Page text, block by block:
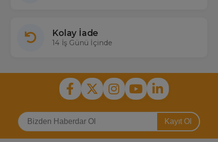
Kolay İade
14 İş Günü İçinde
Kayıt Ol